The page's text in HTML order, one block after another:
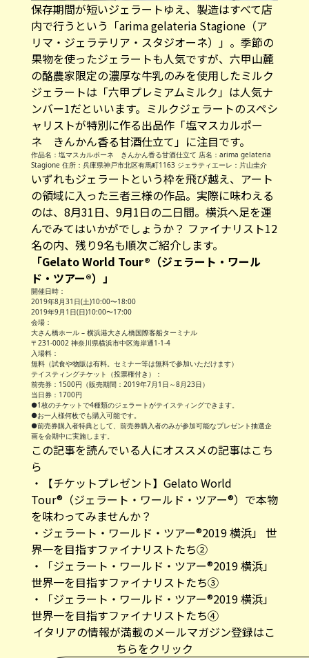
保存期間が短いジェラートゆえ、製造はすべて店
内で行うという「arima gelateria Stagione（ア
リマ・ジェラテリア・スタジオーネ）」。季節の
果物を使ったジェラートも人気ですが、六甲山麓
の酪農家限定の濃厚な牛乳のみを使用したミルク
ジェラートは「六甲プレミアムミルク」は人気ナ
ンバー1だといいます。ミルクジェラートのスペシ
ャリストが特別に作る出品作「塩マスカルポー
ネ きんかん香る甘酒仕立て」に注目です。
作品名：塩マスカルポーネ きんかん香る甘酒仕立て 店名：arima gelateria
Stagione 住所：兵庫県神戸市北区有馬町1163 ジェラティエーレ：片山圭介
いずれもジェラートという枠を飛び越え、アート
の領域に入った三者三様の作品。実際に味わえる
のは、8月31日、9月1日の二日間。横浜へ足を運
んでみてはいかがでしょうか？ ファイナリスト12
名の内、残り9名も順次ご紹介します。
「Gelato World Tour®（ジェラート・ワール
ド・ツアー®）」
開催日時：
2019年8月31日(土)10:00〜18:00
2019年9月1日(日)10:00〜17:00
会場：
大さん橋ホール – 横浜港大さん橋国際客船ターミナル
〒231-0002 神奈川県横浜市中区海岸通1-1-4
入場料：
無料（試食や物販は有料。セミナー等は無料で参加いただけます）
テイスティングチケット（投票権付き）：
前売券：1500円（販売期間：2019年7月1日～8月23日）
当日券：1700円
●1枚のチケットで4種類のジェラートがテイスティングできます。
●お一人様何枚でも購入可能です。
●前売券購入者特典として、前売券購入者のみが参加可能なプレゼント抽選企
画を会期中に実施します。
この記事を読んでいる人にオススメの記事はこち
ら
・
【チケットプレゼント】Gelato World
Tour®（ジェラート・ワールド・ツアー®）で本物
を味わってみませんか？
・ ジェラート・ワールド・ツアー®2019 横浜」 世
界一を目指すファイナリストたち②
・
「ジェラート・ワールド・ツアー®2019 横浜」
世界一を目指すファイナリストたち③
・
「ジェラート・ワールド・ツアー®2019 横浜」
世界一を目指すファイナリストたち④
イタリアの情報が満載のメールマガジン登録はこ
ちらをクリック